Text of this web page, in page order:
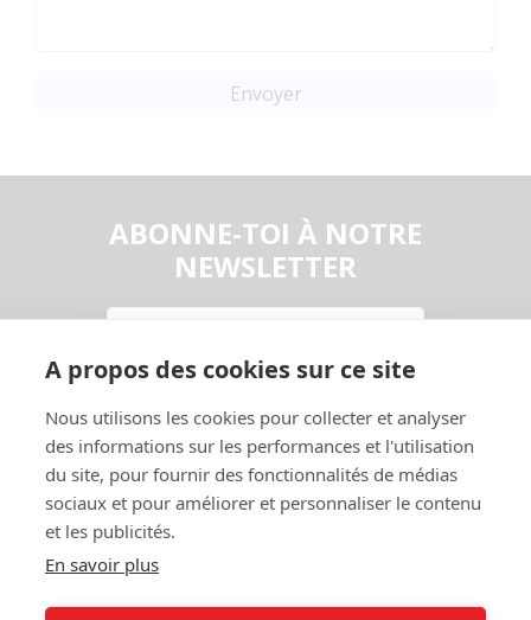
Envoyer
ABONNE-TOI À NOTRE
NEWSLETTER
En continuant, vous acceptez la
S'abonner
A propos des cookies sur ce site
Nous utilisons les cookies pour collecter et analyser
des informations sur les performances et l'utilisation
du site, pour fournir des fonctionnalités de médias
sociaux et pour améliorer et personnaliser le contenu
et les publicités.
En savoir plus